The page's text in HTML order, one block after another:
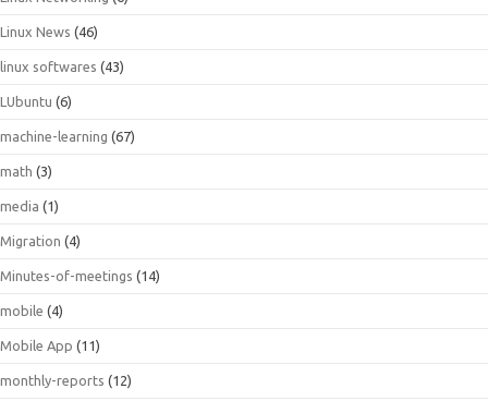
Linux News (46)
linux softwares (43)
LUbuntu (6)
machine-learning (67)
math (3)
media (1)
Migration (4)
Minutes-of-meetings (14)
mobile (4)
Mobile App (11)
monthly-reports (12)